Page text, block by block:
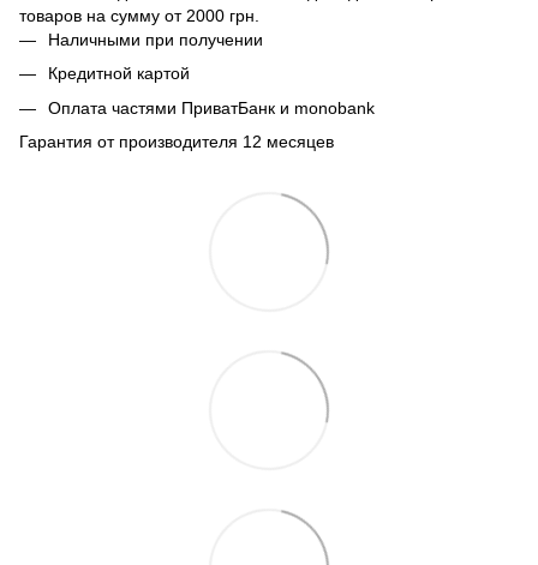
товаров на сумму от 2000 грн.
Наличными при получении
Кредитной картой
Оплата частями ПриватБанк и monobank
Гарантия от производителя 12 месяцев